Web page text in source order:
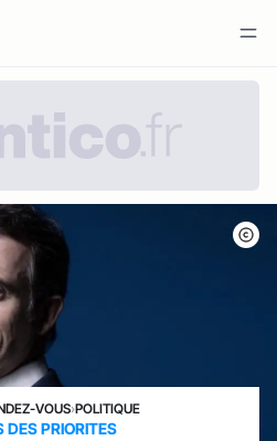
VOUS›POLITIQUE
DES PRIORITES